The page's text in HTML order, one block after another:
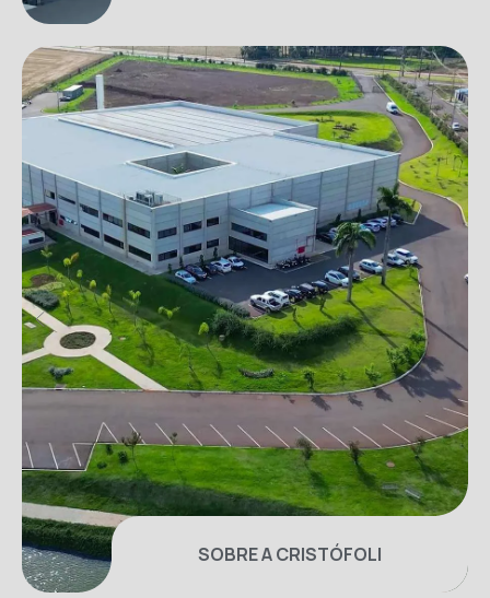
SOBRE A CRISTÓFOLI